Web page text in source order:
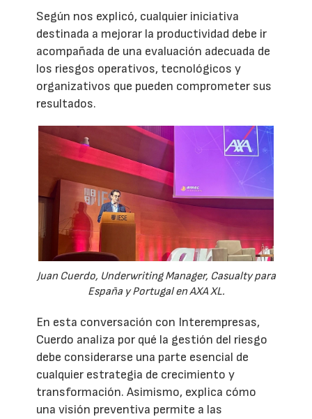
Según nos explicó, cualquier iniciativa
destinada a mejorar la productividad debe ir
acompañada de una evaluación adecuada de
los riesgos operativos, tecnológicos y
organizativos que pueden comprometer sus
resultados.
Juan Cuerdo, Underwriting Manager, Casualty para
España y Portugal en AXA XL.
En esta conversación con Interempresas,
Cuerdo analiza por qué la gestión del riesgo
debe considerarse una parte esencial de
cualquier estrategia de crecimiento y
transformación. Asimismo, explica cómo
una visión preventiva permite a las